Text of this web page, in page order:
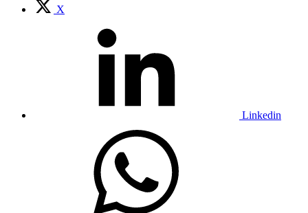
X
Linkedin